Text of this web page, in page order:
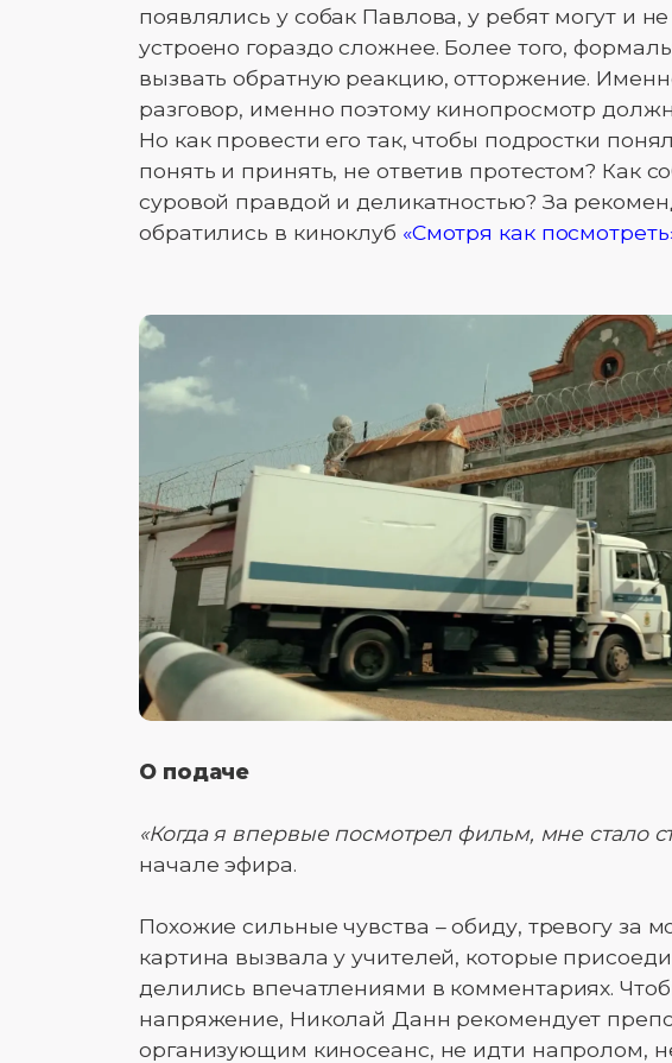
появлялись у собак Павлова, у ребят могут и
устроено гораздо сложнее. Более того,
вызвать обратную реакцию, отторжение.
разговор, именно поэтому кинопросмотр
Но как провести его так, чтобы подростки
понять и принять, не ответив протестом? Как
суровой правдой и деликатностью? За
обратились в киноклуб «Смотря как
О подаче
«Когда я впервые посмотрел фильм, мне стало
начале эфира.
Похожие сильные чувства – обиду, тревогу за
картина вызвала у учителей, которые
делились впечатлениями в комментариях.
напряжение, Николай Данн рекомендует
организующим киносеанс, не идти напролом,